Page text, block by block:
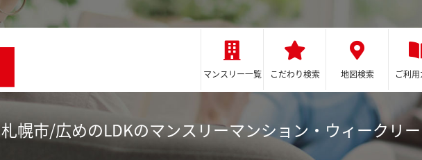
マンスリー一覧 こだわり検索 地図検索 ご利
札幌市/広めのLDKのマンスリーマンション・ウィークリ